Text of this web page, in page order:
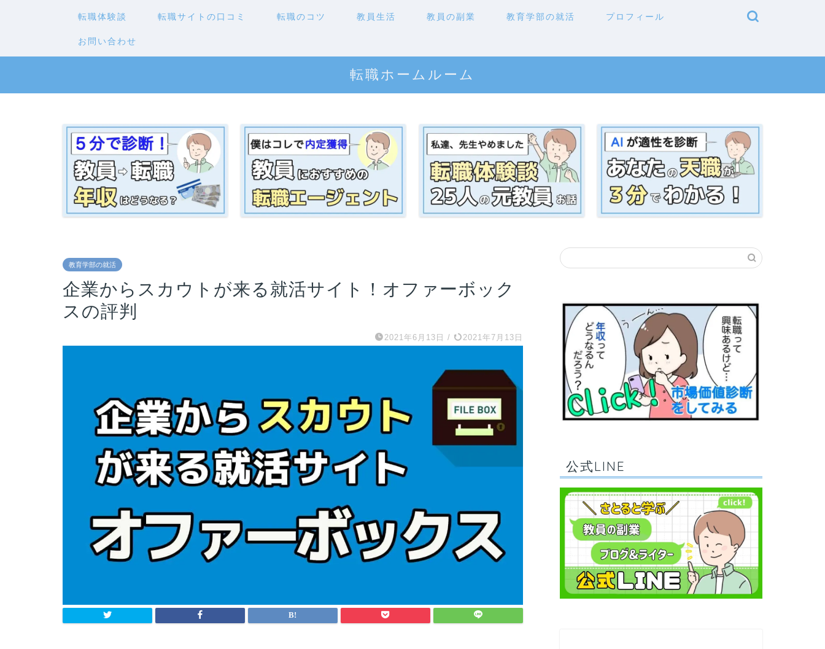
転職体験談 転職サイトの口コミ 転職のコツ 教員生活 教員の副業 教育学部の就活 プロフィール
お問い合わせ
転職ホームルーム
教育学部の就活
企業からスカウトが来る就活サイト！オファーボック
スの評判
2021年6月13日 / 2021年7月13日
公式LINE